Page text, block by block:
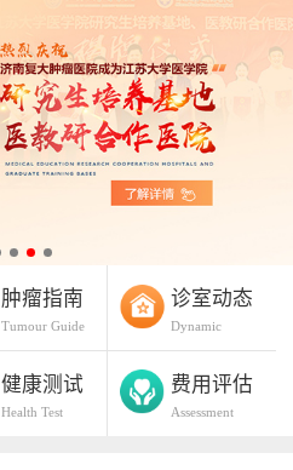
肿瘤指南
Tumour Guide
诊室动态
Dynamic
健康测试
Health Test
费用评估
Assessment